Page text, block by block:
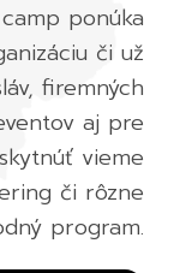
ponúka
či už
firemných
aj pre
vieme
či rôzne
program.